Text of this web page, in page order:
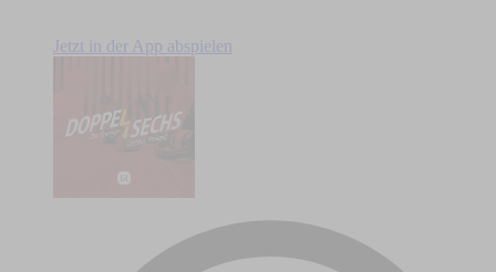
Jetzt in der App abspielen